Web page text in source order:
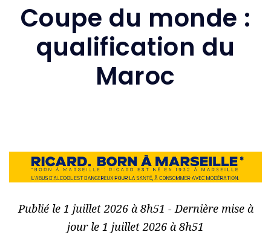
Coupe du monde :
qualification du
Maroc
Publié le 1 juillet 2026 à 8h51 - Dernière mise à
jour le 1 juillet 2026 à 8h51